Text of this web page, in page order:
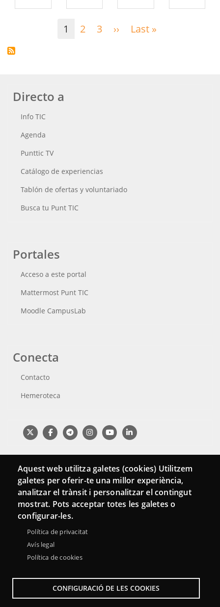
1 2 3 ›› Siguiente
Last »
Directo a
Info TIC
Agenda
Punttic TV
Catálogo de experiencias
Tablón de ofertas y voluntariado
Busca tu Punt TIC
Portales
Acceso a este portal
Mattermost Punt TIC
Moodle CampusLab
Conecta
Contacto
Hemeroteca
Aquest web utilitza galetes (cookies) Utilitzem
galetes per oferir-te una millor experiència,
analitzar el trànsit i personalitzar el contingut
mostrat. Pots acceptar totes les galetes o
configurar-les.
Política de privacitat
Avís legal
Política de cookies
CONFIGURACIÓ DE LES COOKIES
Menu
Footer
Sobre la Red Punt TIC
Mapa web